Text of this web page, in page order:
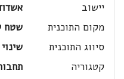
יישוב
מקום התוכנית
שטח
סיווג התוכנית
קטגוריה